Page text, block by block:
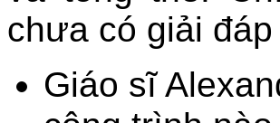
chưa có giải đáp
Giáo sĩ